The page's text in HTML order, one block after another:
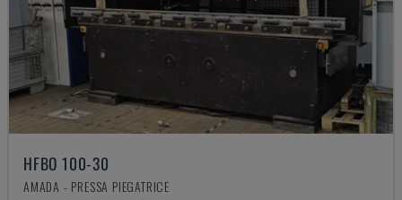
HFBO 100-30
AMADA - PRESSA PIEGATRICE